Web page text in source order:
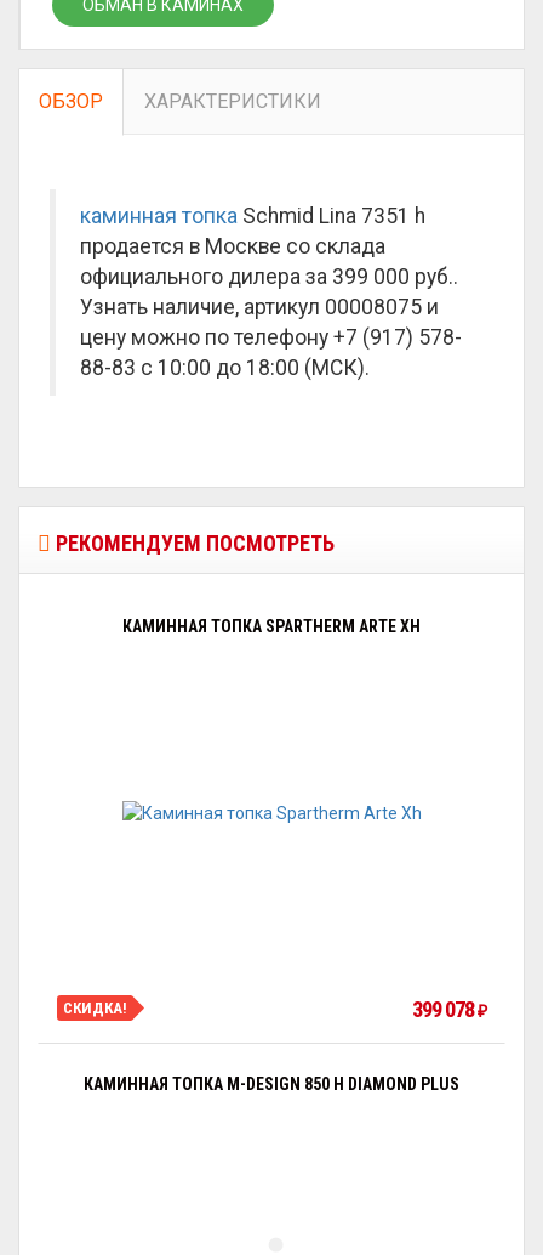
ОБМАН В КАМИНАХ
ОБЗОР ХАРАКТЕРИСТИКИ
каминная топка Schmid Lina 7351 h
продается в Москве со склада
официального дилера за 399 000 руб..
Узнать наличие, артикул 00008075 и
цену можно по телефону +7 (917) 578-
88-83 с 10:00 до 18:00 (МСК).
РЕКОМЕНДУЕМ ПОСМОТРЕТЬ
КАМИННАЯ ТОПКА SPARTHERM ARTE XH
СКИДКА! 399 078₽
КАМИННАЯ ТОПКА M-DESIGN 850 H DIAMOND PLUS